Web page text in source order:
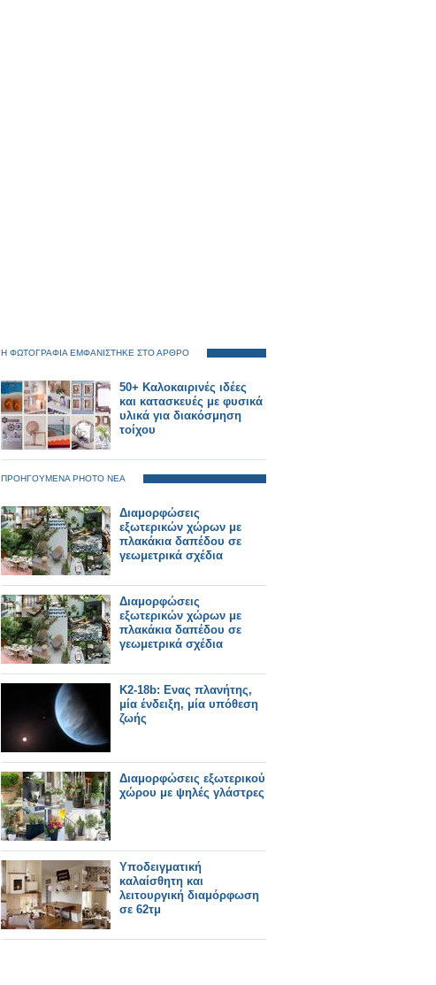
Η ΦΩΤΟΓΡΑΦΙΑ ΕΜΦΑΝΙΣΤΗΚΕ ΣΤΟ ΑΡΘΡΟ
50+ Καλοκαιρινές ιδέες
και κατασκευές με φυσικά
υλικά για διακόσμηση
τοίχου
ΠΡΟΗΓΟΥΜΕΝΑ PHOTO ΝΕΑ
Διαμορφώσεις
εξωτερικών χώρων με
πλακάκια δαπέδου σε
γεωμετρικά σχέδια
Διαμορφώσεις
εξωτερικών χώρων με
πλακάκια δαπέδου σε
γεωμετρικά σχέδια
K2-18b: Ενας πλανήτης,
μία ένδειξη, μία υπόθεση
ζωής
Διαμορφώσεις εξωτερικού
χώρου με ψηλές γλάστρες
Υποδειγματική
καλαίσθητη και
λειτουργική διαμόρφωση
σε 62τμ